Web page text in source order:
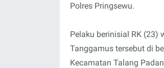
Polres Pringsewu.
Pelaku berinisial RK (23)
Tanggamus tersebut di
Kecamatan Talang